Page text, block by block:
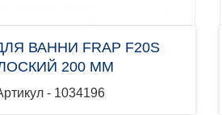
ВАННИ FRAP F20S
200 ММ
- 1034196